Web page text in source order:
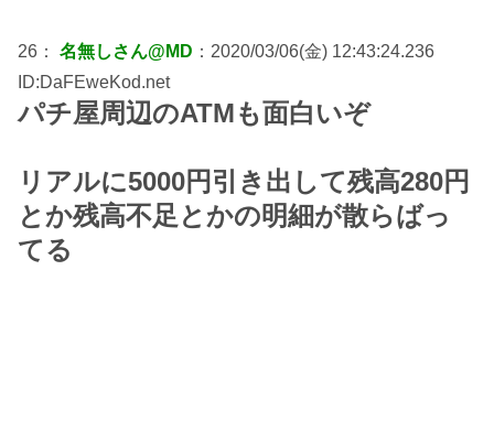
26： 名無しさん@MD ：2020/03/06(金) 12:43:24.236
ID:DaFEweKod.net
パチ屋周辺のATMも面白いぞ
リアルに5000円引き出して残高280円
とか残高不足とかの明細が散らばっ
てる